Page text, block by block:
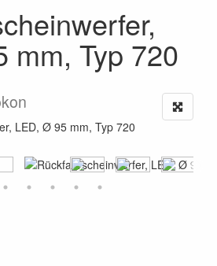
mm, Typ 720